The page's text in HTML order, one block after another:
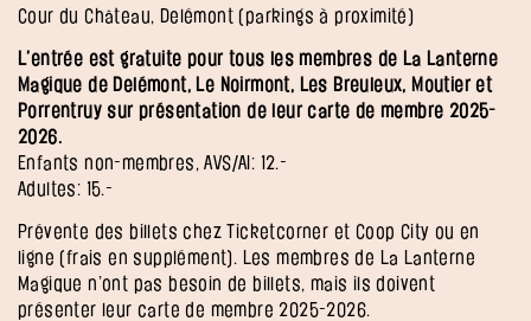
Cour du Château, Delémont (parkings à proximité)
L’entrée est gratuite pour tous les membres de La Lanterne
Magique de Delémont, Le Noirmont, Les Breuleux, Moutier et
Porrentruy sur présentation de leur carte de membre 2025-
2026.
Enfants non-membres, AVS/AI: 12.-
Adultes: 15.-
Prévente des billets chez Ticketcorner et Coop City ou en
ligne (frais en supplément). Les membres de La Lanterne
Magique n’ont pas besoin de billets, mais ils doivent
présenter leur carte de membre 2025-2026.